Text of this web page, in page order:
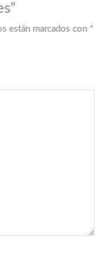
están marcados con *